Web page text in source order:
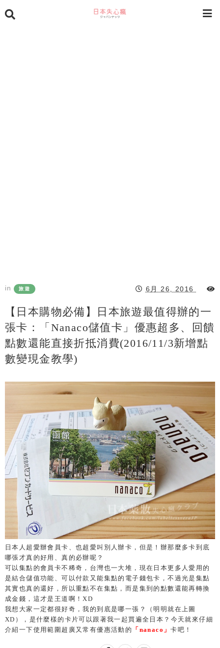
in 旅遊 6月 26, 2016
【日本購物必備】日本旅遊最值得辦的一
張卡：「nanaco儲值卡」優惠超多、回饋
點數還能直接折抵消費(2016/11/3新增點
數變現金教學)
日本人超愛辦會員卡、也超愛叫別人辦卡，但是！辦那麼多卡到底
哪張才真的好用、真的必辦呢？
可以集點的會員卡不稀奇，台灣也一大堆，現在日本更多人愛用的
是結合儲值功能、可以付款又能集點的電子錢包卡，不過光是集點
其實也真的還好，所以重點不在集點，而是集到的點數還能再轉換
成金錢，這才是王道啊！XD
我想大家一定都很好奇，我的到底是哪一張？（明明就在上圖
XD），是什麼樣的卡片可以跟著我一起買遍全日本？今天就來仔細
介紹一下使用範圍超廣又常有優惠活動的 「nanaco」卡吧！